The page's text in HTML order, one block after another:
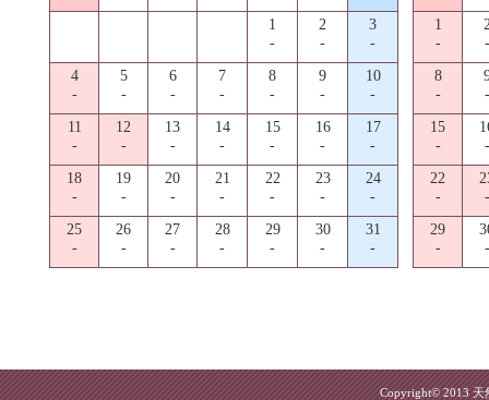
1
-
2
-
3
-
4
-
5
-
6
-
7
-
8
-
9
-
10
-
11
-
12
-
13
-
14
-
15
-
16
-
17
-
18
-
19
-
20
-
21
-
22
-
23
-
24
-
25
-
26
-
27
-
28
-
29
-
30
-
31
-
1
-
-
8
-
-
15
-
-
22
-
-
29
-
-
Copyright© 2013 天